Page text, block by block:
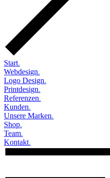
Start.
Webdesign.
Logo Design.
Printdesign.
Referenzen.
Kunden.
Unsere Marken.
Shop.
Team.
Kontakt.